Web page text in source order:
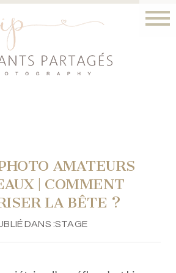
AMATEURS
| COMMENT
LA BÊTE ?
DANS :STAGE